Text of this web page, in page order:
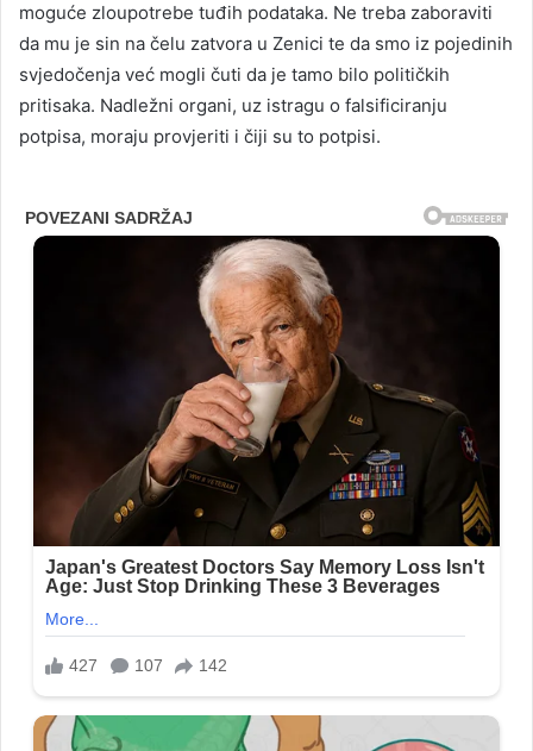
moguće zloupotrebe tuđih podataka. Ne treba zaboraviti
da mu je sin na čelu zatvora u Zenici te da smo iz pojedinih
svjedočenja već mogli čuti da je tamo bilo političkih
pritisaka. Nadležni organi, uz istragu o falsificiranju
potpisa, moraju provjeriti i čiji su to potpisi.